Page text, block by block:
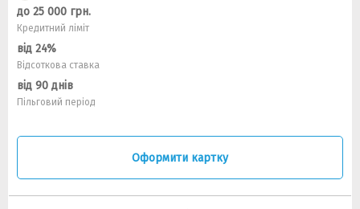
до 25 000 грн.
Кредитний ліміт
від 24%
Відсоткова ставка
від 90 днів
Пільговий період
Оформити картку